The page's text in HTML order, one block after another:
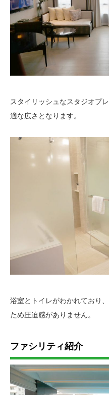
スタイリッシュなスタジオプ
適な広さとなります。
浴室とトイレがわかれており
ため圧迫感がありません。
ファシリティ紹介